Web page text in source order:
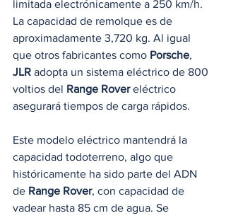
limitada electrónicamente a 250 km/h.
La capacidad de remolque es de
aproximadamente 3,720 kg. Al igual
que otros fabricantes como Porsche,
JLR adopta un sistema eléctrico de 800
voltios del Range Rover eléctrico
asegurará tiempos de carga rápidos.
Este modelo eléctrico mantendrá la
capacidad todoterreno, algo que
históricamente ha sido parte del ADN
de Range Rover, con capacidad de
vadear hasta 85 cm de agua. Se